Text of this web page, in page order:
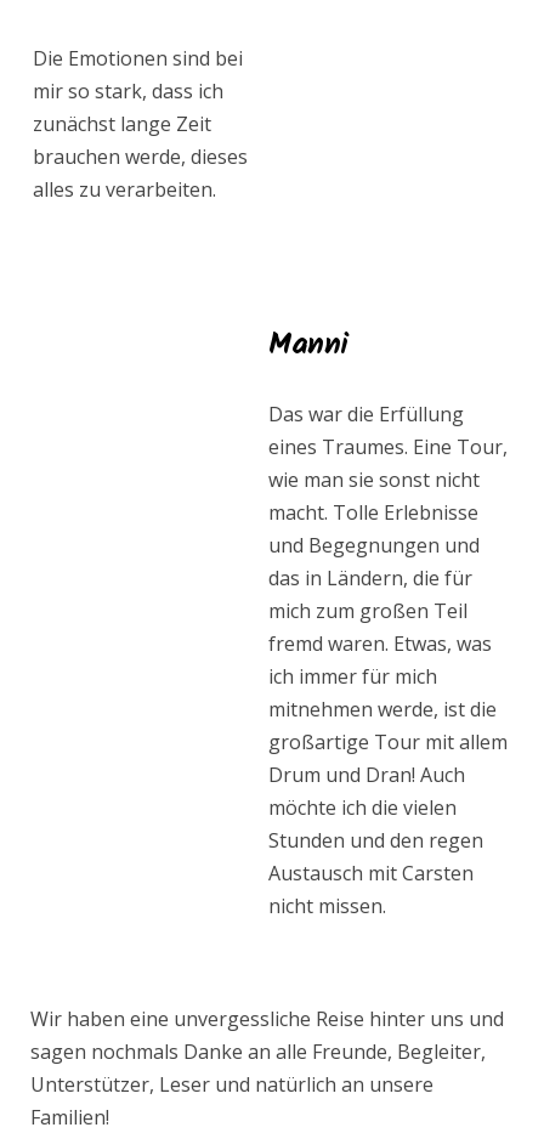
Die Emotionen sind bei
mir so stark, dass ich
zunächst lange Zeit
brauchen werde, dieses
alles zu verarbeiten.
Manni
Das war die Erfüllung
eines Traumes. Eine Tour,
wie man sie sonst nicht
macht. Tolle Erlebnisse
und Begegnungen und
das in Ländern, die für
mich zum großen Teil
fremd waren. Etwas, was
ich immer für mich
mitnehmen werde, ist die
großartige Tour mit allem
Drum und Dran! Auch
möchte ich die vielen
Stunden und den regen
Austausch mit Carsten
nicht missen.
Wir haben eine unvergessliche Reise hinter uns und
sagen nochmals Danke an alle Freunde, Begleiter,
Unterstützer, Leser und natürlich an unsere
Familien!